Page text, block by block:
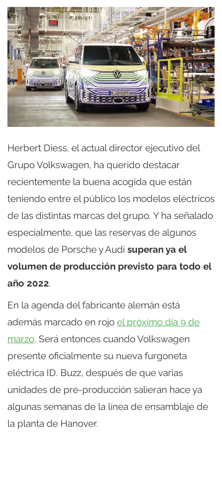
Herbert Diess, el actual director ejecutivo del
Grupo Volkswagen, ha querido destacar
recientemente la buena acogida que están
teniendo entre el público los modelos eléctricos
de las distintas marcas del grupo. Y ha señalado
especialmente, que las reservas de algunos
modelos de Porsche y Audi superan ya el
volumen de producción previsto para todo el
año 2022.
En la agenda del fabricante alemán está
además marcado en rojo el próximo día 9 de
marzo. Será entonces cuando Volkswagen
presente oficialmente su nueva furgoneta
eléctrica ID. Buzz, después de que varias
unidades de pre-producción salieran hace ya
algunas semanas de la línea de ensamblaje de
la planta de Hanover.